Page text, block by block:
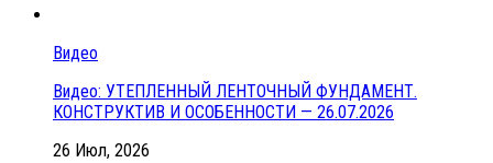
Видео
Видео: УТЕПЛЕННЫЙ ЛЕНТОЧНЫЙ ФУНДАМЕНТ.
КОНСТРУКТИВ И ОСОБЕННОСТИ — 26.07.2026
26 Июл, 2026